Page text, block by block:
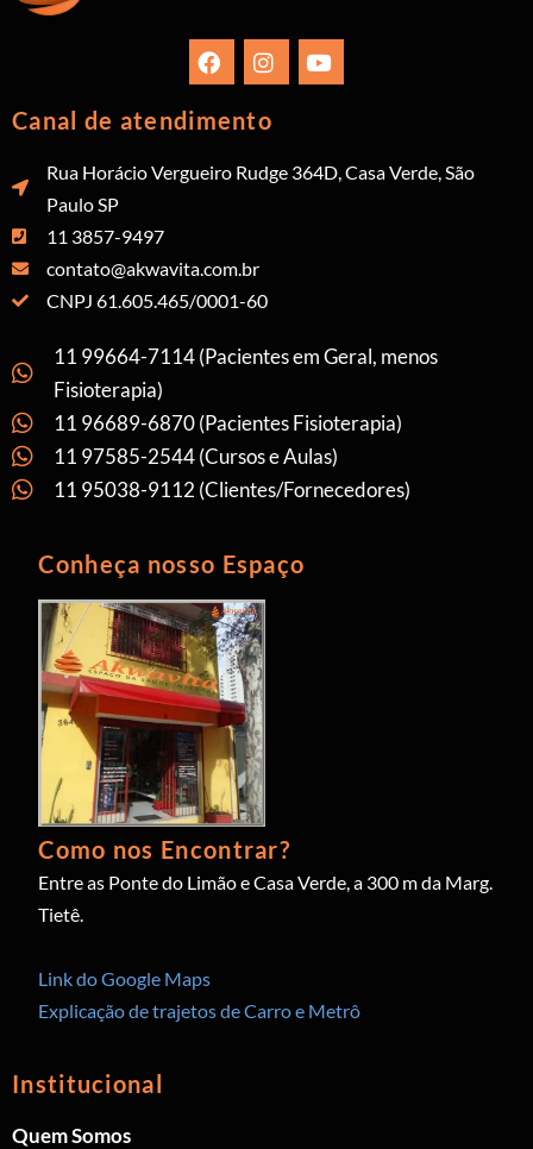
Canal de atendimento
Rua Horácio Vergueiro Rudge 364D, Casa Verde, São
Paulo SP
11 3857-9497
contato@akwavita.com.br
CNPJ 61.605.465/0001-60
11 99664-7114 (Pacientes em Geral, menos
Fisioterapia)
11 96689-6870 (Pacientes Fisioterapia)
11 97585-2544 (Cursos e Aulas)
11 95038-9112 (Clientes/Fornecedores)
Conheça nosso Espaço
Como nos Encontrar?
Entre as Ponte do Limão e Casa Verde, a 300 m da Marg.
Tietê.
Link do Google Maps
Explicação de trajetos de Carro e Metrô
Institucional
Quem Somos